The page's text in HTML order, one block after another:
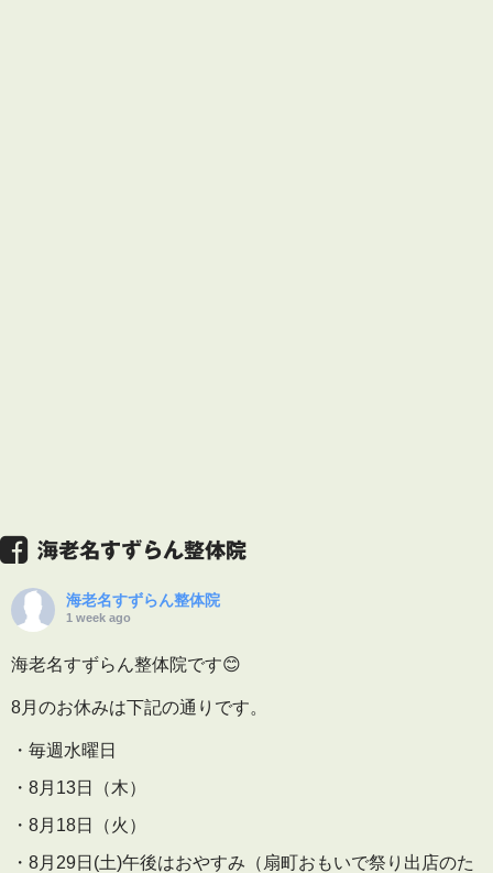
海老名すずらん整体院
海老名すずらん整体院
1 week ago
海老名すずらん整体院です😊
8月のお休みは下記の通りです。
・毎週水曜日
・8月13日（木）
・8月18日（火）
・8月29日(土)午後はおやすみ（扇町おもいで祭り出店のた